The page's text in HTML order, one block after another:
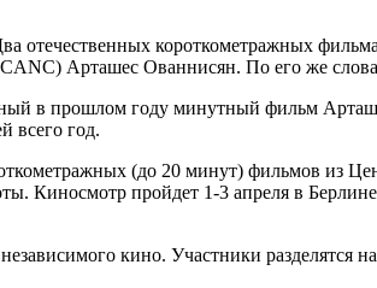
отечественных короткометражных
Арташес Ованнисян. По его же
в прошлом году минутный фильм
всего год.
(до 20 минут) фильмов из
Киносмотр пройдет 1-3 апреля в
кино. Участники